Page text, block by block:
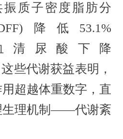
质子密度脂肪分
降低53.1%
血清尿酸下降
些代谢获益表明，
超越体重数字，直
生理机制——代谢紊